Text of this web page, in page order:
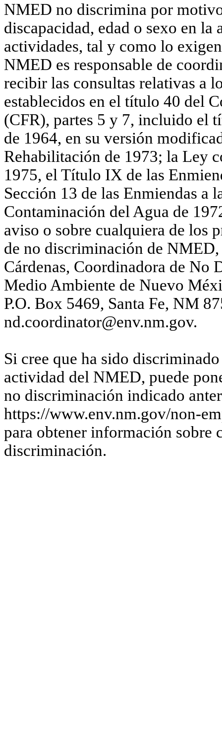
NMED no discrimina por
discapacidad, edad o sexo en
actividades, tal y como lo
NMED es responsable de
recibir las consultas relativas a
establecidos en el título 40 del
(CFR), partes 5 y 7, incluido el
de 1964, en su versión
Rehabilitación de 1973; la Ley
1975, el Título IX de las
Sección 13 de las Enmiendas a
Contaminación del Agua de
aviso o sobre cualquiera de los
de no discriminación de
Cárdenas, Coordinadora de No
Medio Ambiente de Nuevo
P.O. Box 5469, Santa Fe, NM
nd.coordinator@env.nm.gov.
Si cree que ha sido
actividad del NMED, puede
no discriminación indicado
https://www.env.nm.gov/non-
para obtener información sobre
discriminación.